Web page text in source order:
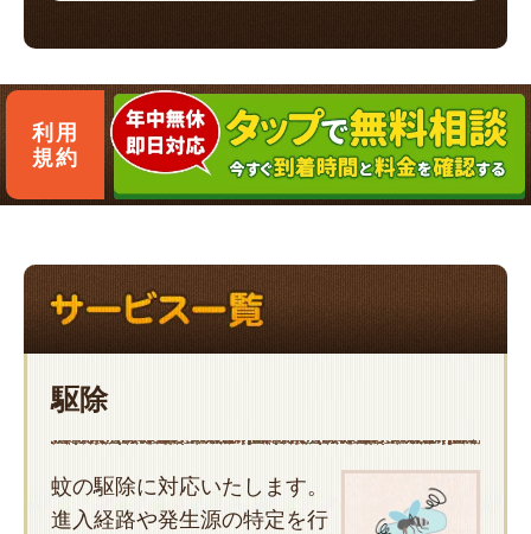
利用
規約
駆除
蚊の駆除に対応いたします。
進入経路や発生源の特定を行